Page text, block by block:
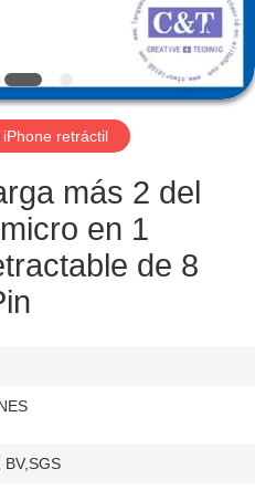
retráctil
más 2 del
en 1
de 8
BV,SGS